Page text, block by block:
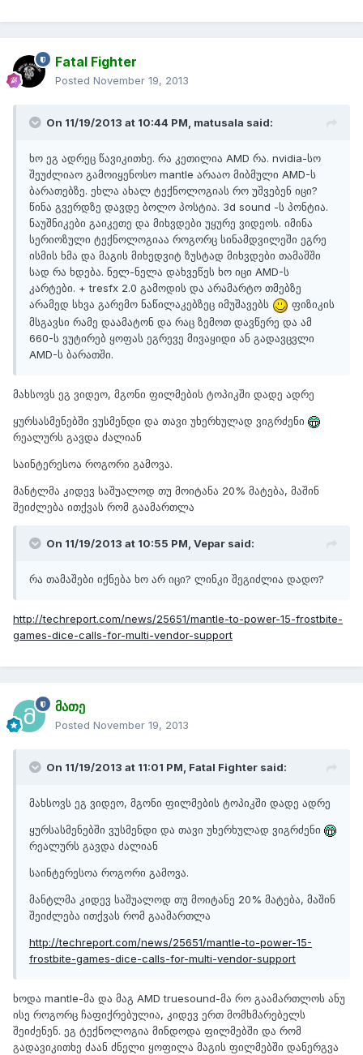
Fatal Fighter
Posted November 19, 2013
On 11/19/2013 at 10:44 PM, matusala said:
ხო ეგ ადრეც წავიკითხე. რა კეთილია AMD რა. nvidia-სო
შეუძლიაო გამოიყენოსო mantle არააო მიბმული AMD-ს
ბარათებზე. ეხლა ახალ ტექნოლოგიას რო უშვებენ იცი?
წინა გვერდზე დავდე ბოლო პოსტია. 3d sound -ს პონტია.
ნაუშნიკები გაიკეთე და მიხვდები უყურე ვიდეოს. იმინა
სერიოზული ტექნოლოგიაა როგორც სინამდვილეში ეგრე
ისმის ხმა და მაგის მიხედვიტ ზუსტად მიხვდები თამაშში
სად რა ხდება. ნელ-ნელა დახვეწეს ხო იცი AMD-ს
კარტები. + tresfx 2.0 გამოდის და არამარტო თმებზე
არამედ სხვა გარემო ნაწილაკებზეც იმუშავებს
ფიზიკის
მსგავსი რამე დაამატონ და რაც ზემოთ დავწერე და ამ
660-ს ვუტირებ ყოფას ეგრევე მივაყიდი ან გადავცვლი
AMD-ს ბარათში.
მახსოვს ეგ ვიდეო, მგონი ფილმების ტოპიკში დადე ადრე
ყურსასმენებში ვუსმენდი და თავი უხერხულად ვიგრძენი
რეალურს გავდა ძალიან
საინტერესოა როგორი გამოვა.
მანტლმა კიდევ საშუალოდ თუ მოიტანა 20% მატება, მაშინ
შეიძლება ითქვას რომ გაამართლა
On 11/19/2013 at 10:55 PM, Vepar said:
რა თამაშები იქნება ხო არ იცი? ლინკი შეგიძლია დადო?
http://techreport.com/news/25651/mantle-to-power-15-frostbite-
games-dice-calls-for-multi-vendor-support
მათე
Posted November 19, 2013
On 11/19/2013 at 11:01 PM, Fatal Fighter said:
მახსოვს ეგ ვიდეო, მგონი ფილმების ტოპიკში დადე ადრე
ყურსასმენებში ვუსმენდი და თავი უხერხულად ვიგრძენი
რეალურს გავდა ძალიან
საინტერესოა როგორი გამოვა.
მანტლმა კიდევ საშუალოდ თუ მოიტანე 20% მატება, მაშინ
შეიძლება ითქვას რომ გაამართლა
http://techreport.com/news/25651/mantle-to-power-15-
frostbite-games-dice-calls-for-multi-vendor-support
ხოდა mantle-მა და მაგ AMD truesound-მა რო გაამართლოს ანუ
ისე როგორც ჩაფიქრებულია, კიდევ ერთ მომხმარებელს
შეიძენენ. ეგ ტექნოლოგია მინდოდა ფილმებში და რომ
გადავიკითხე ძაან ძნელი ყოფილა მაგის ფილმებში დანერგვა